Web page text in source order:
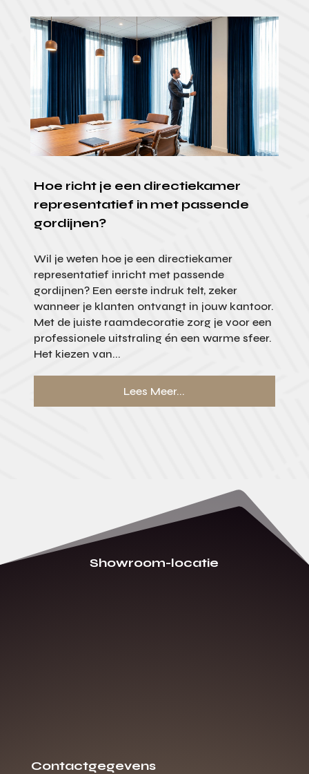
Hoe richt je een directiekamer
representatief in met passende
gordijnen?
Wil je weten hoe je een directiekamer
representatief inricht met passende
gordijnen? Een eerste indruk telt, zeker
wanneer je klanten ontvangt in jouw kantoor.
Met de juiste raamdecoratie zorg je voor een
professionele uitstraling én een warme sfeer.
Het kiezen van...
Lees Meer...
Showroom-locatie
Contactgegevens